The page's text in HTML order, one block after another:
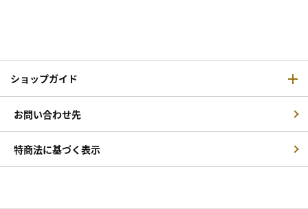
ショップガイド
お問い合わせ先
特商法に基づく表示